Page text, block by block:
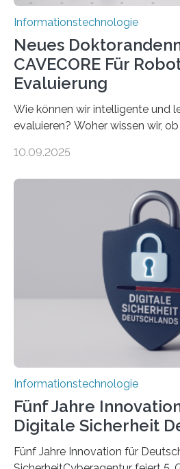
Informationstechnologie
Neues
CAVECORE Für
Evaluierung
Wie können wir intelligente und
evaluieren? Woher wissen wir,
sich CAVECORE – ein neues
koordiniert wird. Ab dem 1.
über einen Zeitraum von vier
Promovierende im Rahmen von
kognitiven Robotern
die mittels Sensoren ihre
Informationen verarbeiten und
10.09.2025
Informationstechnologie
Fünf Jahre
Digitale Sicherheit
Fünf Jahre Innovation für